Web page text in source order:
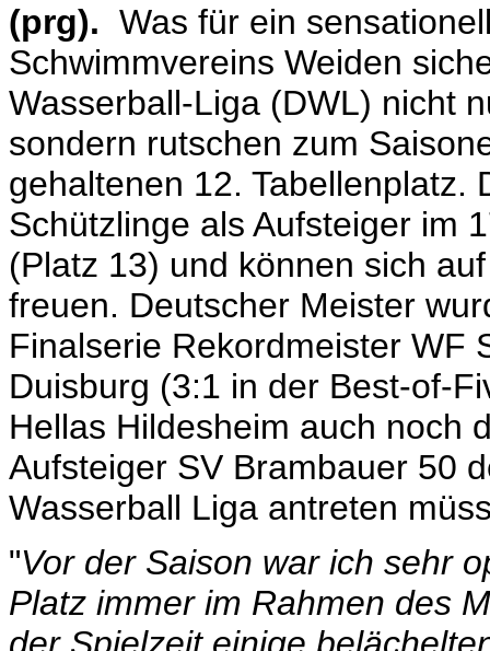
(prg). Was für ein
Schwimmvereins Weiden
Wasserball-Liga (DWL) nicht
sondern rutschen zum
gehaltenen 12. Tabellenplatz.
Schützlinge als Aufsteiger im
(Platz 13) und können sich
freuen. Deutscher Meister
Finalserie Rekordmeister WF
Duisburg (3:1 in der Best-of-
Hellas Hildesheim auch noch
Aufsteiger SV Brambauer 50
Wasserball Liga antreten
"Vor der Saison war ich sehr
Platz immer im Rahmen des
der Spielzeit einige